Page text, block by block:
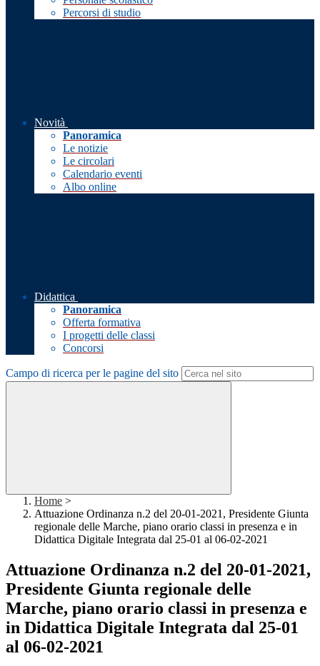
Percorsi di studio
Novità
Panoramica
Le notizie
Le circolari
Calendario eventi
Albo online
Didattica
Panoramica
Offerta formativa
I progetti delle classi
Concorsi
Campo di ricerca per le pagine del sito
Home >
Attuazione Ordinanza n.2 del 20-01-2021, Presidente Giunta
regionale delle Marche, piano orario classi in presenza e in
Didattica Digitale Integrata dal 25-01 al 06-02-2021
Attuazione Ordinanza n.2 del 20-01-2021,
Presidente Giunta regionale delle
Marche, piano orario classi in presenza e
in Didattica Digitale Integrata dal 25-01
al 06-02-2021